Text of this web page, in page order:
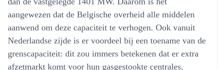
aangewezen dat de Belgische overheid alle middelen
aanwend om deze capaciteit te verhogen. Ook vanuit
Nederlandse zijde is er voordeel bij een toename van de
grenscapaciteit: dit zou immers betekenen dat er extra
afzetmarkt komt voor hun gasgestookte centrales.